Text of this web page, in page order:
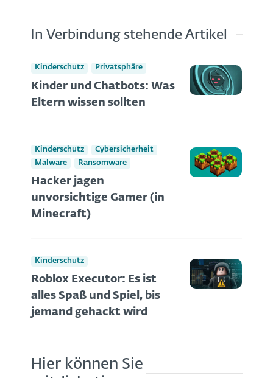
In Verbindung stehende Artikel
Kinderschutz Privatsphäre
Kinder und Chatbots: Was
Eltern wissen sollten
Kinderschutz
Cybersicherheit
Malware
Ransomware
Hacker jagen
unvorsichtige Gamer (in
Minecraft)
Kinderschutz
Roblox Executor: Es ist
alles Spaß und Spiel, bis
jemand gehackt wird
Hier können Sie